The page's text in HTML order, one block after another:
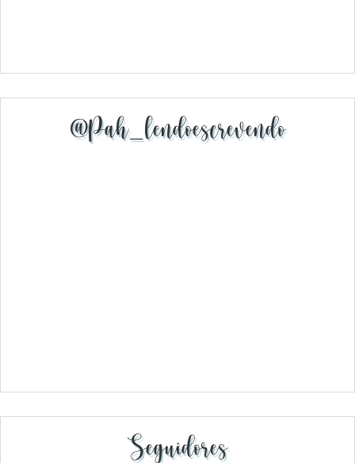
@pah_lendoescrevendo
Seguidores